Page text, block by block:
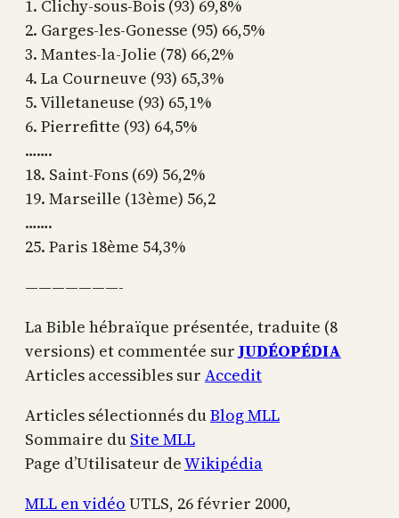
1. Clichy-sous-Bois (93) 69,8%
2. Garges-les-Gonesse (95) 66,5%
3. Mantes-la-Jolie (78) 66,2%
4. La Courneuve (93) 65,3%
5. Villetaneuse (93) 65,1%
6. Pierrefitte (93) 64,5%
…….
18. Saint-Fons (69) 56,2%
19. Marseille (13ème) 56,2
…….
25. Paris 18ème 54,3%
———————-
La Bible hébraïque présentée, traduite (8
versions) et commentée surJUDÉOPÉDIA
Articles accessibles sur Accedit
Articles sélectionnés duBlog MLL
Sommaire du Site MLL
Page d’Utilisateur deWikipédia
MLL en vidéo UTLS, 26 février 2000,